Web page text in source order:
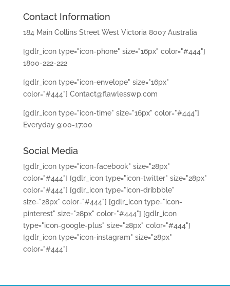
Contact Information
184 Main Collins Street West Victoria 8007 Australia
[gdlr_icon type="icon-phone" size="16px" color="#444"]
1800-222-222
[gdlr_icon type="icon-envelope" size="16px"
color="#444"] Contact@flawlesswp.com
[gdlr_icon type="icon-time" size="16px" color="#444"]
Everyday 9:00-17:00
Social Media
[gdlr_icon type="icon-facebook" size="28px"
color="#444"] [gdlr_icon type="icon-twitter" size="28px"
color="#444"] [gdlr_icon type="icon-dribbble"
size="28px" color="#444"] [gdlr_icon type="icon-
pinterest" size="28px" color="#444"] [gdlr_icon
type="icon-google-plus" size="28px" color="#444"]
[gdlr_icon type="icon-instagram" size="28px"
color="#444"]